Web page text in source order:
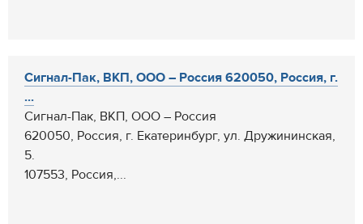
Cигнал-Пак, ВКП, ООО – Россия 620050, Россия, г.
...
Cигнал-Пак, ВКП, ООО – Россия
620050, Россия, г. Екатеринбург, ул. Дружининская,
5.
107553, Россия,...